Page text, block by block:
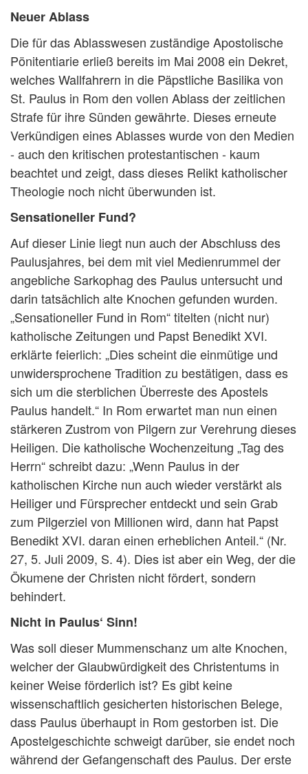
Neuer Ablass
Die für das Ablasswesen zuständige Apostolische
Pönitentiarie erließ bereits im Mai 2008 ein Dekret,
welches Wallfahrern in die Päpstliche Basilika von
St. Paulus in Rom den vollen Ablass der zeitlichen
Strafe für ihre Sünden gewährte. Dieses erneute
Verkündigen eines Ablasses wurde von den Medien
- auch den kritischen protestantischen - kaum
beachtet und zeigt, dass dieses Relikt katholischer
Theologie noch nicht überwunden ist.
Sensationeller Fund?
Auf dieser Linie liegt nun auch der Abschluss des
Paulusjahres, bei dem mit viel Medienrummel der
angebliche Sarkophag des Paulus untersucht und
darin tatsächlich alte Knochen gefunden wurden.
„Sensationeller Fund in Rom“ titelten (nicht nur)
katholische Zeitungen und Papst Benedikt XVI.
erklärte feierlich: „Dies scheint die einmütige und
unwidersprochene Tradition zu bestätigen, dass es
sich um die sterblichen Überreste des Apostels
Paulus handelt.“ In Rom erwartet man nun einen
stärkeren Zustrom von Pilgern zur Verehrung dieses
Heiligen. Die katholische Wochenzeitung „Tag des
Herrn“ schreibt dazu: „Wenn Paulus in der
katholischen Kirche nun auch wieder verstärkt als
Heiliger und Fürsprecher entdeckt und sein Grab
zum Pilgerziel von Millionen wird, dann hat Papst
Benedikt XVI. daran einen erheblichen Anteil.“ (Nr.
27, 5. Juli 2009, S. 4). Dies ist aber ein Weg, der die
Ökumene der Christen nicht fördert, sondern
behindert.
Nicht in Paulus‘ Sinn!
Was soll dieser Mummenschanz um alte Knochen,
welcher der Glaubwürdigkeit des Christentums in
keiner Weise förderlich ist? Es gibt keine
wissenschaftlich gesicherten historischen Belege,
dass Paulus überhaupt in Rom gestorben ist. Die
Apostelgeschichte schweigt darüber, sie endet noch
während der Gefangenschaft des Paulus. Der erste